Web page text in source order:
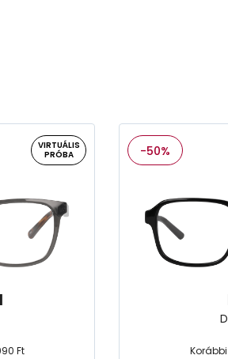
VIRTUÁLIS
PRÓBA
Ft
-50%